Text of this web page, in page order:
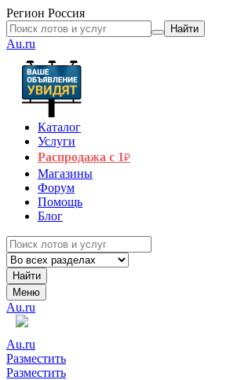
Регион Россия
Найти
Au.ru
Каталог
Услуги
Распродажа с 1₽
Магазины
Форум
Помощь
Блог
Найти
Меню
Au.ru
Au.ru
Разместить
Разместить